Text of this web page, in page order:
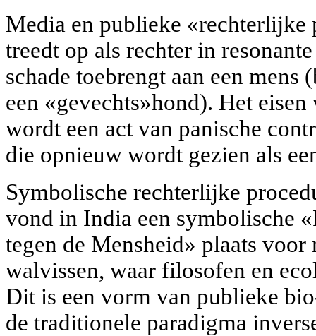
Media en publieke «rechterlijke
treedt op als rechter in
schade toebrengt aan een
een «gevechts»hond). Het
wordt een act van panische
die opnieuw wordt gezien als
Symbolische rechterlijke
vond in India een symbolische
tegen de Mensheid» plaats
walvissen, waar filosofen en
Dit is een vorm van publieke
de traditionele paradigma